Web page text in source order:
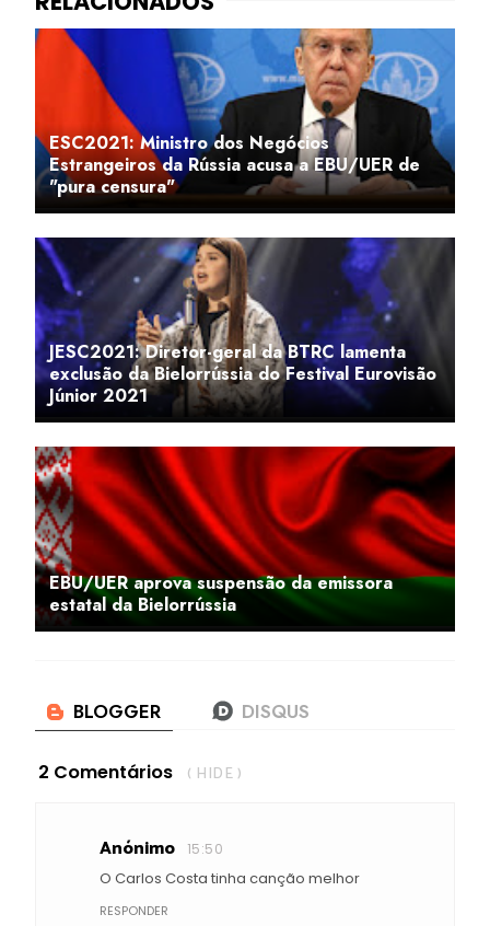
ESC2021: Ministro dos Negócios
Estrangeiros da Rússia acusa a EBU/UER de
"pura censura"
JESC2021: Diretor-geral da BTRC lamenta
exclusão da Bielorrússia do Festival Eurovisão
Júnior 2021
EBU/UER aprova suspensão da emissora
estatal da Bielorrússia
2 Comentários ( HIDE )
Anónimo 15:50
O Carlos Costa tinha canção melhor
RESPONDER